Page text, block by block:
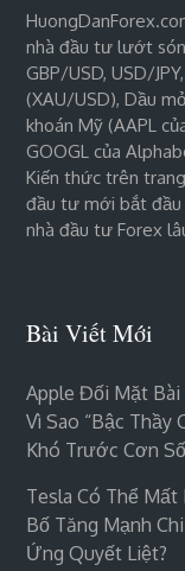
nhà đầu tư lướt
GBP/USD, USD/
(XAU/USD), Dầu
khoán Mỹ (AAPL
GOOGL của
Kiến thức trên
đầu tư mới bắt đầu
nhà đầu tư Forex
Bài Viết Mới
Apple Đối Mặt Bài
Vì Sao “bậc Thầy
Khó Trước Cơn
Tesla Có Thể Mất
Bố Tăng Mạnh
Ứng Quyết Liệt?